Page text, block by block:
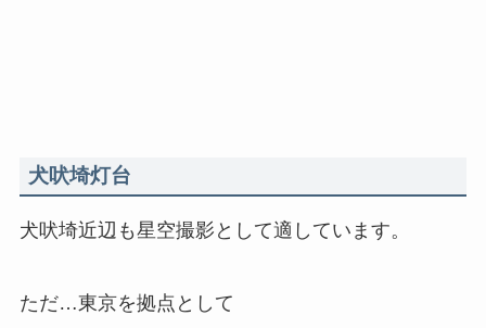
犬吠埼灯台
犬吠埼近辺も星空撮影として適しています。
ただ…東京を拠点として